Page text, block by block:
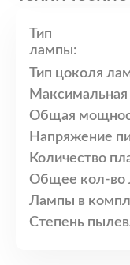
Тип
лампы:
Тип цоколя
Общая
Напряжение
Количество
Общее кол-во
Лампы в
Степень